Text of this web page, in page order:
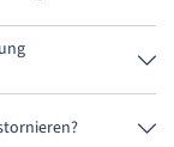
Tageszeit
nicht später als
ohne
Versicherung